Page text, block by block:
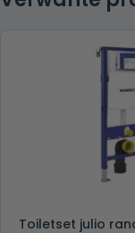
Toiletset julio